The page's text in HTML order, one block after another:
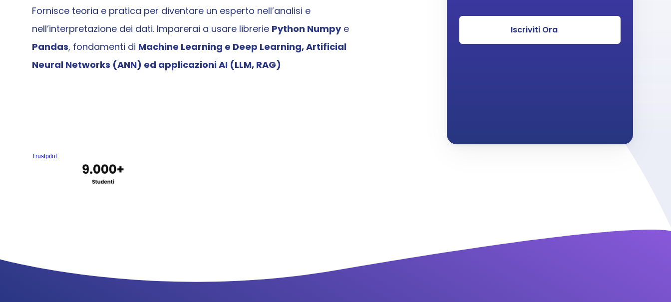
Fornisce teoria e pratica per diventare un esperto nell’analisi e
nell’interpretazione dei dati. Imparerai a usare librerie Python Numpy
e
Pandas, fondamenti di Machine Learning e Deep Learning, Artificial
Neural Networks (ANN) ed applicazioni AI (LLM, RAG)
Iscriviti Ora
Trustpilot